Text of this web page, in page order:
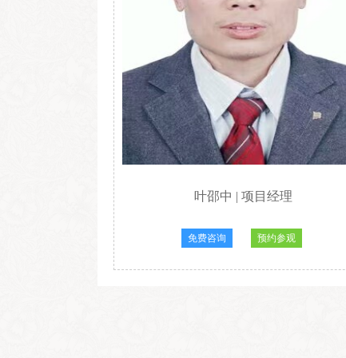
叶邵中 | 项目经理
免费咨询 预约参观